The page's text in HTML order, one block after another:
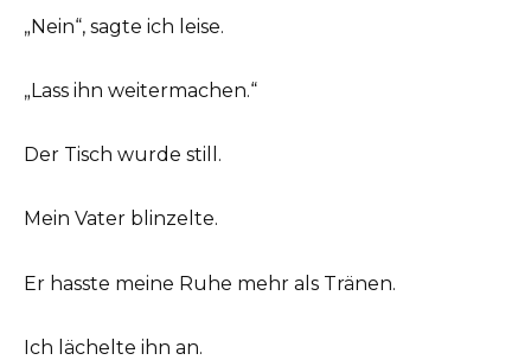
„Nein“, sagte ich leise.
„Lass ihn weitermachen.“
Der Tisch wurde still.
Mein Vater blinzelte.
Er hasste meine Ruhe mehr als Tränen.
Ich lächelte ihn an.